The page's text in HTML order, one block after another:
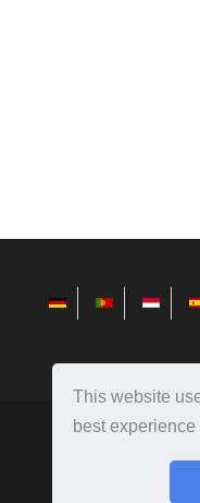
This website
best
Neuigkeiten aus der